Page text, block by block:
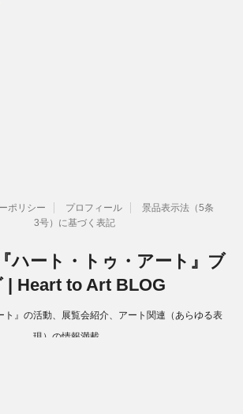
ポリシー プロフィール
景品表示法（5条
3号）に基づく表記
ハート・トゥ・アート』ブ
| Heart to Art BLOG
ト』の活動、展覧会紹介、アート関連（あらゆる表
現）の情報満載